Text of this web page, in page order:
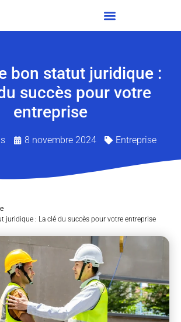
bon statut juridique :
succès pour votre
entreprise
8 novembre 2024 Entreprise
juridique : La clé du succès pour votre entreprise